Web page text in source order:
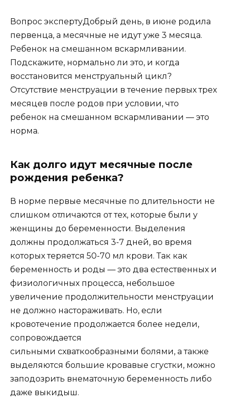
Вопрос экспертуДобрый день, в июне родила
первенца, а месячные не идут уже 3 месяца.
Ребенок на смешанном вскармливании.
Подскажите, нормально ли это, и когда
восстановится менструальный цикл?
Отсутствие менструации в течение первых трех
месяцев после родов при условии, что
ребенок на смешанном вскармливании — это
норма.
Как долго идут месячные после
рождения ребенка?
В норме первые месячные по длительности не
слишком отличаются от тех, которые были у
женщины до беременности. Выделения
должны продолжаться 3-7 дней, во время
которых теряется 50-70 мл крови. Так как
беременность и роды — это два естественных и
физиологичных процесса, небольшое
увеличение продолжительности менструации
не должно настораживать. Но, если
кровотечение продолжается более недели,
сопровождается
сильными схваткообразными болями, а также
выделяются большие кровавые сгустки, можно
заподозрить внематочную беременность либо
даже выкидыш.